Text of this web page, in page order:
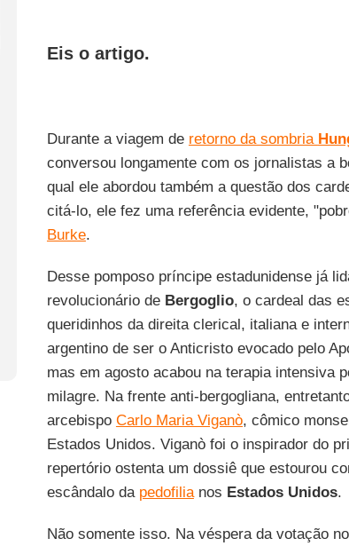
Eis o artigo.
Durante a viagem de retorno da sombria
conversou longamente com os jornalistas a
qual ele abordou também a questão dos
citá-lo, ele fez uma referência evidente,
Burke.
Desse pomposo príncipe estadunidense já
revolucionário de Bergoglio, o cardeal das
queridinhos da direita clerical, italiana e
argentino de ser o Anticristo evocado pelo
mas em agosto acabou na terapia intensiva
milagre. Na frente anti-bergogliana,
arcebispo Carlo Maria Viganò, cômico
Estados Unidos. Viganò foi o inspirador do
repertório ostenta um dossiê que estourou
escândalo da pedofilianos Estados Unidos.
Não somente isso. Na véspera da votação